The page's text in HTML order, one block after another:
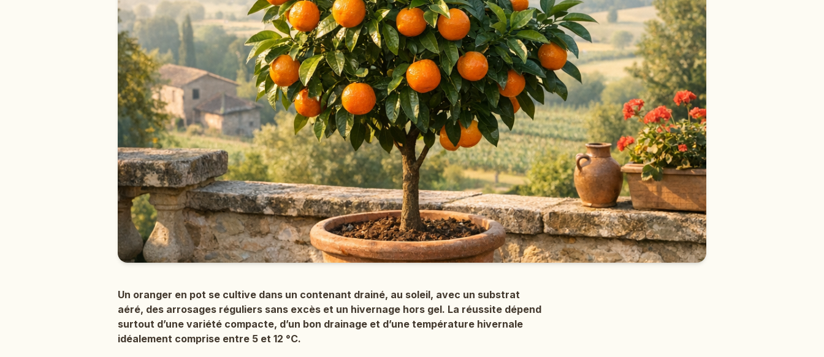
Un oranger en pot se cultive dans un contenant drainé, au soleil, avec un substrat
aéré, des arrosages réguliers sans excès et un hivernage hors gel. La réussite dépend
surtout d’une variété compacte, d’un bon drainage et d’une température hivernale
idéalement comprise entre 5 et 12 °C.